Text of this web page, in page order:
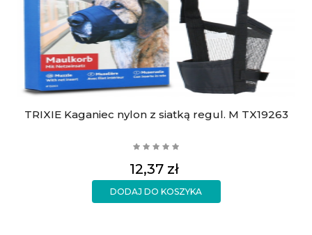
TRIXIE Kaganiec nylon z siatką regul. M TX19263
Cena
12,37 zł
DODAJ DO KOSZYKA